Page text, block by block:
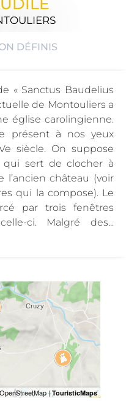
DÉFINIS
« Sanctus Baudelius
de Montouliers a
église carolingienne.
présent à nos yeux
siècle. On suppose
sert de clocher à
l’ancien château (voir
qui la compose). Le
par trois fenêtres
ci. Malgré des...